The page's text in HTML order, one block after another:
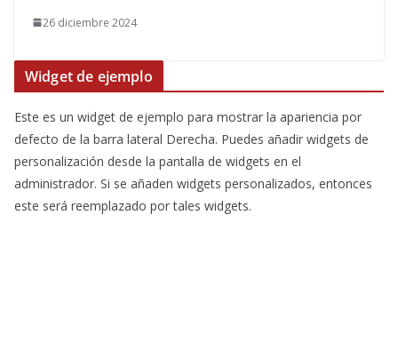
26 diciembre 2024
Widget de ejemplo
Este es un widget de ejemplo para mostrar la apariencia por
defecto de la barra lateral Derecha. Puedes añadir widgets de
personalización desde la pantalla de widgets en el
administrador. Si se añaden widgets personalizados, entonces
este será reemplazado por tales widgets.